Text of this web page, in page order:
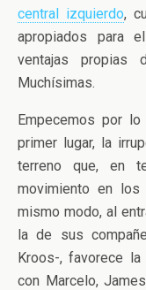
central izquierdo,
apropiados para
ventajas propias
Muchísimas.
Empecemos por
primer lugar, la
terreno que, en
movimiento en
mismo modo, al
la de sus
Kroos-, favorece
con Marcelo,